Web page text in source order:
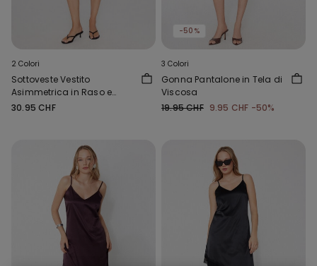
2 Colori
Sottoveste Vestito
Asimmetrica in Raso e
Pizzo
30.95 CHF
-50%
3 Colori
Gonna Pantalone in Tela di
Viscosa
19.95 CHF 9.95 CHF -50%